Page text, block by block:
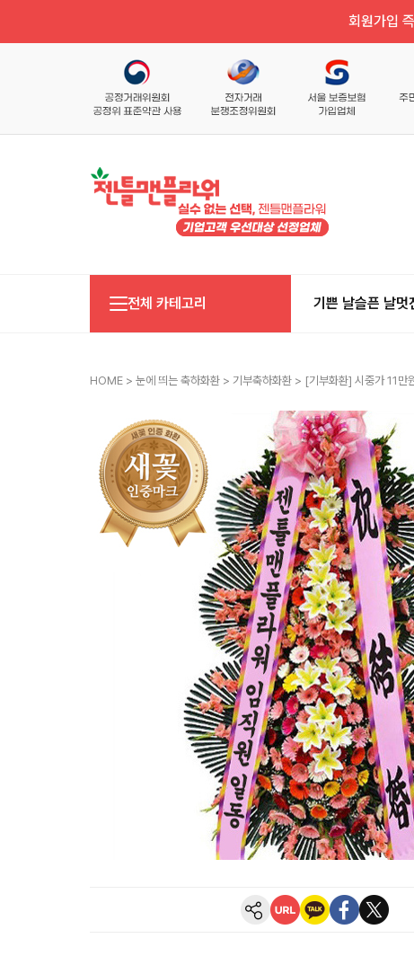
회원가입
전체 카테고리 기쁜 날슬픈 날멋
HOME > 눈에 띄는 축하화환 > 기부축하화환 > [기부화환] 시중가 11만